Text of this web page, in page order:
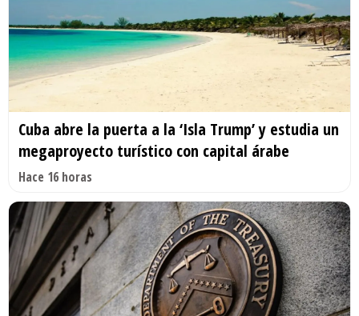
Cuba abre la puerta a la ‘Isla Trump’ y estudia un
megaproyecto turístico con capital árabe
Hace 16 horas